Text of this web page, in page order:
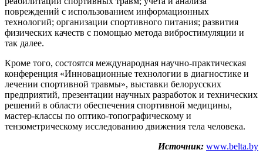
повреждений с использованием информационных
технологий; организации спортивного питания; развития
физических качеств с помощью метода вибростимуляции и
так далее.
Кроме того, состоятся международная научно-практическая
конференция «Инновационные технологии в диагностике и
лечении спортивной травмы», выставки белорусских
предприятий, презентации научных разработок и технических
решений в области обеспечения спортивной медицины,
мастер-классы по оптико-топографическому и
тензометрическому исследованию движения тела человека.
Источник: www.belta.by